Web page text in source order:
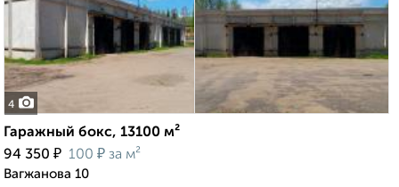
4
Гаражный бокс, 13100 м²
94 350 ₽ 100 ₽ за м²
Вагжанова 10